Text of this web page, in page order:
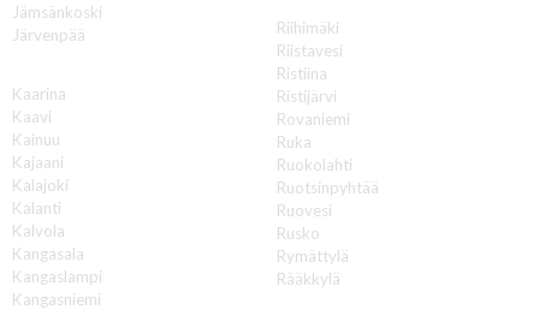
Jämsänkoski
Järvenpää
Kaarina
Kaavi
Kainuu
Kajaani
Kalajoki
Kalanti
Kalvola
Kangasala
Kangaslampi
Kangasniemi
Riihimäki
Riistavesi
Ristiina
Ristijärvi
Rovaniemi
Ruka
Ruokolahti
Ruotsinpyhtää
Ruovesi
Rusko
Rymättylä
Rääkkylä